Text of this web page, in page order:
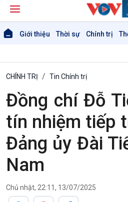
Giới thiệu Thời sự Chính trị
CHÍNH TRỊ Tin Chính trị
Đồng chí Đỗ
tín nhiệm tiếp
Đảng ủy Đài
Nam
Chủ nhật, 22:11, 13/07/2025